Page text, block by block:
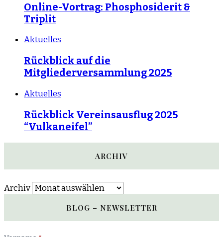
Online-Vortrag: Phosphosiderit &
Triplit
Aktuelles
Rückblick auf die
Mitgliederversammlung 2025
Aktuelles
Rückblick Vereinsausflug 2025
“Vulkaneifel”
ARCHIV
Archiv
BLOG – NEWSLETTER